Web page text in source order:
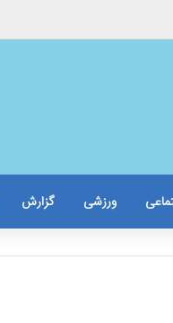
می شود
ورزشی گزارش